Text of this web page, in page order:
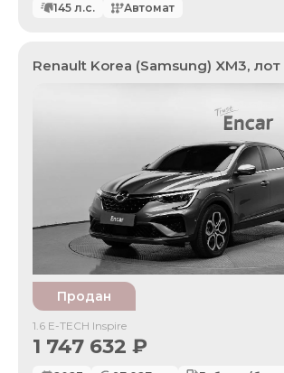
145 л.с. Автомат
Renault Korea (Samsung) XM3, лот
Продан
1.6 E-TECH Inspire
1 747 632 ₽